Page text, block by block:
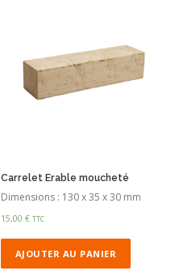
Carrelet Erable moucheté
Dimensions : 130 x 35 x 30 mm
15,00€ TTC
AJOUTER AU PANIER